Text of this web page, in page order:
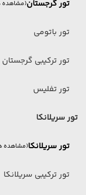
تور گرجستان(مشاهده
تور باتومی
تور ترکیبی گرجستان
تور تفلیس
تور سریلانکا
تور سریلانکا(مشاهده
تور ترکیبی سریلانکا